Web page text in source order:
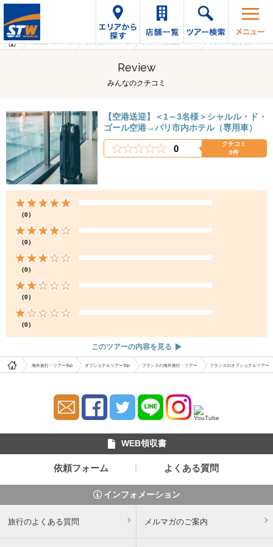
Review
みんなのクチコミ
【空港送迎】＜1～3名様＞シャルル・ド・
ゴール空港→パリ市内ホテル（専用車）
0
クチコミ
0件
（0）
（0）
（0）
（0）
（0）
このツアーの内容を見る
海外旅行・ツアーTop オプショナルツアーTop フランスの海外旅行・ツアー フランスのオプショナルツアー
WEB領収書
依頼フォーム よくある質問
インフォメーション
旅行のよくある質問 メルマガのご案内